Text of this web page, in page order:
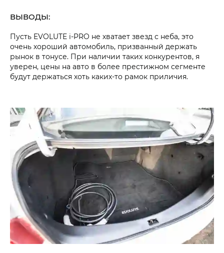
ВЫВОДЫ:
Пусть EVOLUTE i‑PRO не хватает звезд с неба, это
очень хороший автомобиль, призванный держать
рынок в тонусе. При наличии таких конкурентов, я
уверен, цены на авто в более престижном сегменте
будут держаться хоть каких-то рамок приличия.